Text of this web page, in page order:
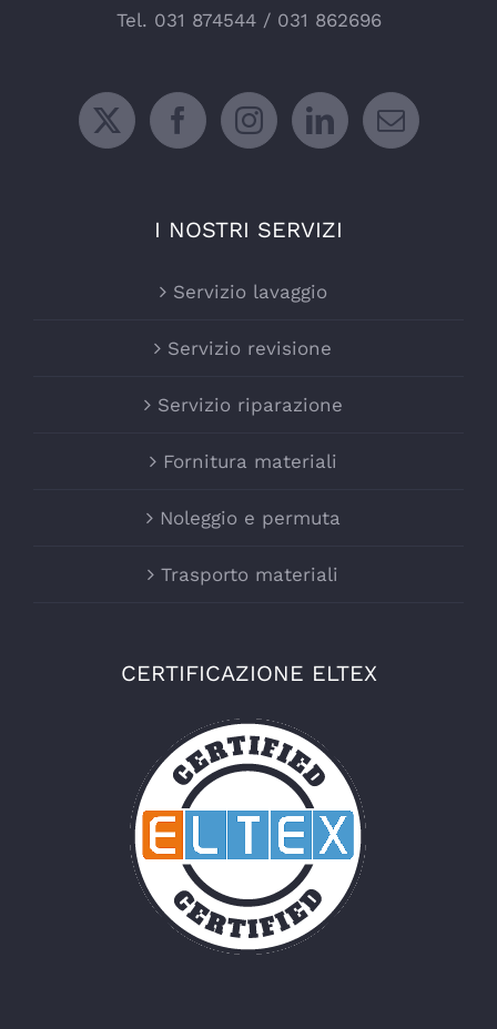
Tel. 031 874544/ 031 862696
I NOSTRI SERVIZI
Servizio lavaggio
Servizio revisione
Servizio riparazione
Fornitura materiali
Noleggio e permuta
Trasporto materiali
CERTIFICAZIONE ELTEX